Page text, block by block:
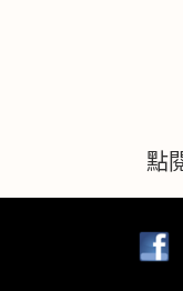
點